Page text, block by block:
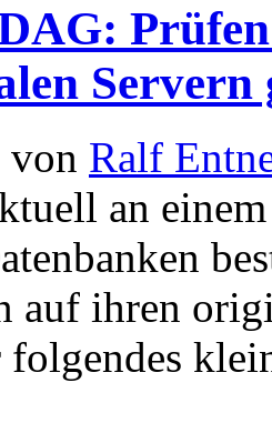
Servern
von Ralf
an
auf ihren